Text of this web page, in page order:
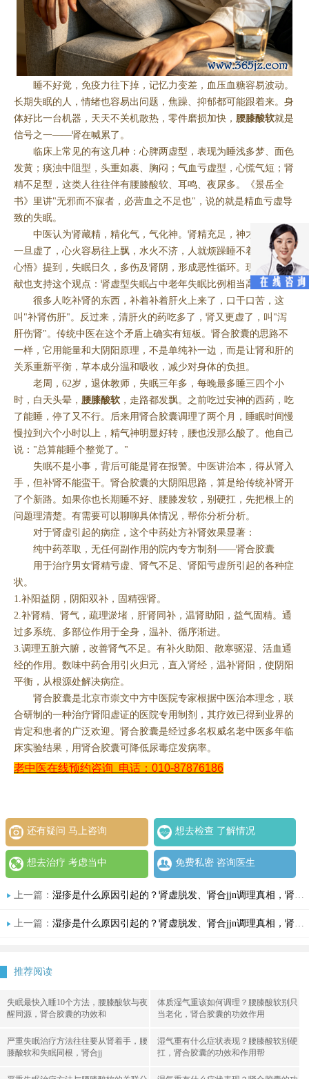
睡不好觉，免疫力往下掉，记忆力变差，血压血糖容易波动。
长期失眠的人，情绪也容易出问题，焦躁、抑郁都可能跟着来。身
体好比一台机器，天天不关机散热，零件磨损加快， 腰膝酸软就是
信号之一——肾在喊累了。
临床上常见的有这几种：心脾两虚型，表现为睡浅多梦、面色
发黄；痰浊中阻型，头重如裹、胸闷；气血亏虚型，心慌气短；肾
精不足型，这类人往往伴有腰膝酸软、耳鸣、夜尿多。《景岳全
书》里讲"无邪而不寐者，必营血之不足也"，说的就是精血亏虚导
致的失眠。
中医认为肾藏精，精化气，气化神。肾精充足，神才能安。肾
一旦虚了，心火容易往上飘，水火不济，人就烦躁睡不着。《医学
心悟》提到，失眠日久，多伤及肾阴，形成恶性循环。现代中医文
献也支持这个观点：肾虚型失眠占中老年失眠比例相当高。
很多人吃补肾的东西，补着补着肝火上来了，口干口苦，这
叫"补肾伤肝"。反过来，清肝火的药吃多了，肾又更虚了，叫"泻
肝伤肾"。传统中医在这个矛盾上确实有短板。肾合胶囊的思路不
一样，它用能量和大阴阳原理，不是单纯补一边，而是让肾和肝的
关系重新平衡，草本成分温和吸收，减少对身体的负担。
老周，62岁，退休教师，失眠三年多，每晚最多睡三四个小
时，白天头晕， 腰膝酸软 ，走路都发飘。之前吃过安神的西药，吃
了能睡，停了又不行。后来用肾合胶囊调理了两个月，睡眠时间慢
慢拉到六个小时以上，精气神明显好转，腰也没那么酸了。他自己
说："总算能睡个整觉了。"
失眠不是小事，背后可能是肾在报警。中医讲治本，得从肾入
手，但补肾不能蛮干。肾合胶囊的大阴阳思路，算是给传统补肾开
了个新路。如果你也长期睡不好、腰膝发软，别硬扛，先把根上的
问题理清楚。有需要可以聊聊具体情况，帮你分析分析。
对于肾虚引起的病症，这个中药处方补肾效果显著：
纯中药萃取，无任何副作用的院内专方制剂——肾合胶囊
用于治疗男女肾精亏虚、肾气不足、肾阳亏虚所引起的各种症
状。
1.补阳益阴，阴阳双补，固精强肾。
2.补肾精、肾气，疏理淤堵，肝肾同补，温肾助阳，益气固精。通
过多系统、多部位作用于全身，温补、循序渐进。
3.调理五脏六腑，改善肾气不足。有补火助阳、散寒驱湿、活血通
经的作用。数味中药合用引火归元，直入肾经，温补肾阳，使阴阳
平衡，从根源处解决病症。
肾合胶囊是北京市崇文中方中医院专家根据中医治本理念，联
合研制的一种治疗肾阳虚证的医院专用制剂，其疗效已得到业界的
肯定和患者的广泛欢迎。肾合胶囊是经过多名权威名老中医多年临
床实验结果，用肾合胶囊可降低尿毒症发病率。
老中医在线预约咨询 电话：010-87876186
还有疑问 马上咨询 想去检查 了解情况
想去治疗 考虑当中 免费私密 咨询医生
上一篇： 湿疹是什么原因引起的？肾虚脱发、肾合jjn调理真相，肾合胶囊太神奇了，湿疹反复别怕看完这篇你就懂了
上一篇： 湿疹是什么原因引起的？肾虚脱发、肾合jjn调理真相，肾合胶囊太神奇了，湿疹反复别怕看完这篇你就懂了
推荐阅读
失眠最快入睡10个方法，腰膝酸软与夜
醒同源，肾合胶囊的功效和
体质湿气重该如何调理？腰膝酸软别只
当老化，肾合胶囊的功效作用
严重失眠治疗方法往往要从肾着手，腰
膝酸软和失眠同根，肾合jj
湿气重有什么症状表现？腰膝酸软别硬
扛，肾合胶囊的功效和作用帮